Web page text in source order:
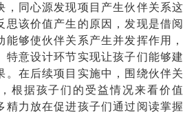
，同心源发现项目产生伙伴关系这
思该价值产生的原因，发现是借阅
能够使伙伴关系产生并发挥作用，
特意设计环节实现让孩子们能够建
。在后续项目实施中，围绕伙伴关
根据孩子们的受益情况来看价值
精力放在促进孩子们通过阅读掌握